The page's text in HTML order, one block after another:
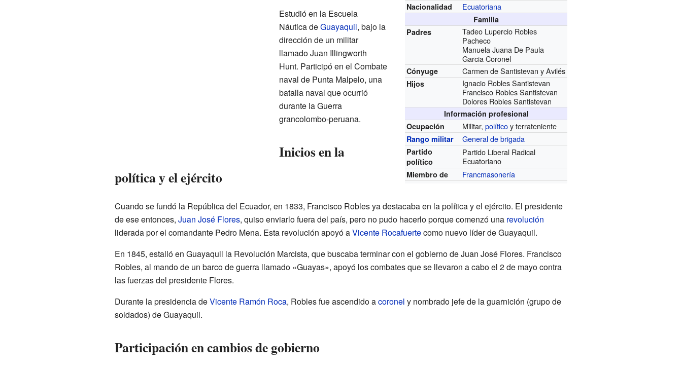
Nacionalidad Ecuatoriana
Familia
Padres
Tadeo Lupercio Robles
Pacheco
Manuela Juana De Paula
Garcia Coronel
Cónyuge Carmen de Santistevan y Avilés
Hijos
Ignacio Robles Santistevan
Francisco Robles Santistevan
Dolores Robles Santistevan
Información profesional
Ocupación
Militar,políticoy terrateniente
Rango militar General de brigada
Partido
político
Partido Liberal Radical
Ecuatoriano
Miembro de Francmasonería
Estudió en la Escuela
Náutica deGuayaquil, bajo la
dirección de un militar
llamado Juan Illingworth
Hunt. Participó en el Combate
naval de Punta Malpelo, una
batalla naval que ocurrió
durante la Guerra
grancolombo-peruana.
Inicios en la
política y el ejército
Cuando se fundó la República del Ecuador, en 1833, Francisco Robles ya destacaba en la política y el ejército. El presidente
de ese entonces, Juan José Flores, quiso enviarlo fuera del país, pero no pudo hacerlo porque comenzó una revolución
liderada por el comandante Pedro Mena. Esta revolución apoyó aVicente Rocafuertecomo nuevo líder de Guayaquil.
En 1845, estalló en Guayaquil la Revolución Marcista, que buscaba terminar con el gobierno de Juan José Flores. Francisco
Robles, al mando de un barco de guerra llamado «Guayas», apoyó los combates que se llevaron a cabo el 2 de mayo contra
las fuerzas del presidente Flores.
Durante la presidencia deVicente Ramón Roca, Robles fue ascendido acoronel y nombrado jefe de la guarnición (grupo de
soldados) de Guayaquil.
Participación en cambios de gobierno